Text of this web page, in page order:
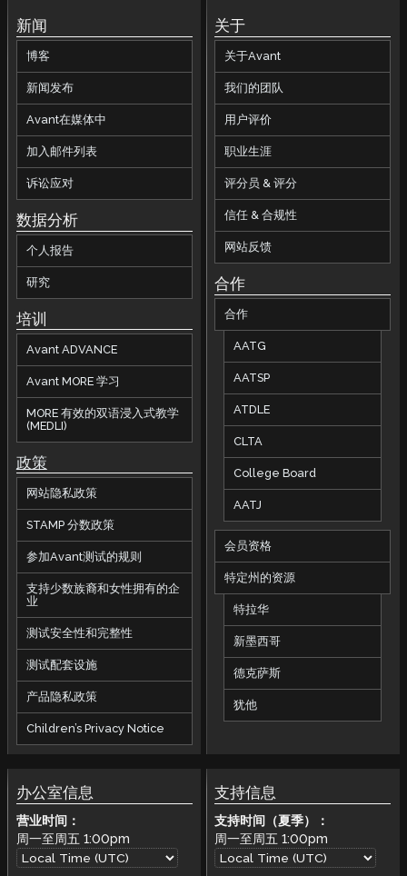
新闻
博客
新闻发布
Avant在媒体中
加入邮件列表
诉讼应对
数据分析
个人报告
研究
培训
Avant ADVANCE
Avant MORE 学习
MORE 有效的双语浸入式教学
(MEDLI)
政策
网站隐私政策
STAMP 分数政策
参加Avant测试的规则
支持少数族裔和女性拥有的企
业
测试安全性和完整性
测试配套设施
产品隐私政策
Children’s Privacy Notice
关于
关于Avant
我们的团队
用户评价
职业生涯
评分员 & 评分
信任 & 合规性
网站反馈
合作
合作
AATG
AATSP
ATDLE
CLTA
College Board
AATJ
会员资格
特定州的资源
特拉华
新墨西哥
德克萨斯
犹他
办公室信息
营业时间：
周一至周五 1:00pm
支持信息
支持时间（夏季）：
周一至周五1:00pm